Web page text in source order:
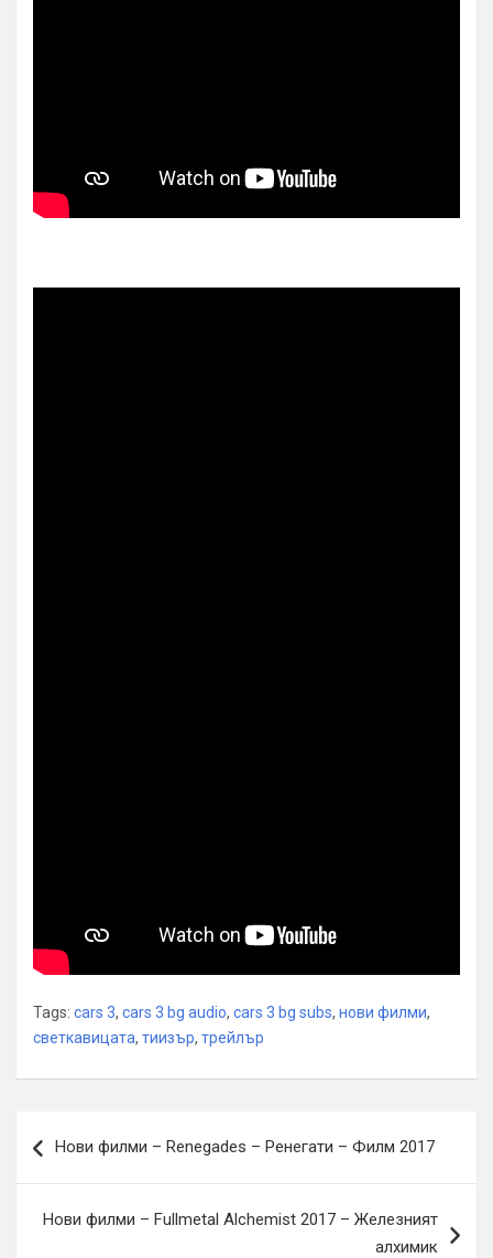
Tags: cars 3, cars 3 bg audio, cars 3 bg subs, нови филми,
светкавицата, тиизър, трейлър
Нови филми – Renegades – Ренегати – Филм 2017
Нови филми – Fullmetal Alchemist 2017 – Железният
алхимик